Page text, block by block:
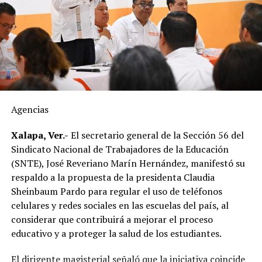
bodegas y posteriormente distribuido hacia estados
como Veracruz, por lo que el tiempo de traslado puede
influir en sus condiciones de conservación si no se
mantiene la temperatura adecuada.
El dirigente sostuvo que México cuenta con la capacidad
suficiente para abastecer la demanda nacional, por lo
que consideró innecesaria la importación de este
En ese sentido, exhortó a la población a revisar el origen
del huevo antes de comprarlo y dar preferencia al
producto nacional, al asegurar que ofrece mayor
frescura y calidad, además de respaldar la economía de
miles de familias dedicadas a la actividad avícola.
Finalmente, destacó que entre Veracruz y Puebla
operan ocho empresas productoras con más de 350
granjas avícolas, las cuales representan una importante
Agencias
Xalapa, Ver.- El secretario general de la Sección 56 del
Sindicato Nacional de Trabajadores de la Educación
(SNTE), José Reveriano Marín Hernández, manifestó su
respaldo a la propuesta de la presidenta Claudia
Sheinbaum Pardo para regular el uso de teléfonos
celulares y redes sociales en las escuelas del país, al
considerar que contribuirá a mejorar el proceso
educativo y a proteger la salud de los estudiantes.
El dirigente magisterial señaló que la iniciativa coincide